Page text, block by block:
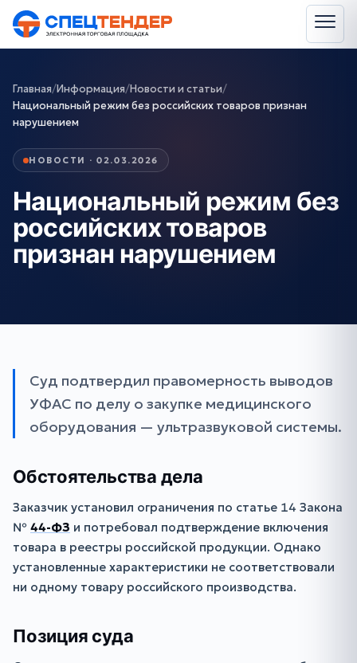
Главная/Информация/Новости и статьи/
Национальный режим без российских товаров признан
нарушением
НОВОСТИ · 02.03.2026
Национальный режим без
российских товаров
признан нарушением
Суд подтвердил правомерность выводов
УФАС по делу о закупке медицинского
оборудования — ультразвуковой системы.
Обстоятельства дела
Заказчик установил ограничения по статье 14 Закона
№ 44-ФЗ и потребовал подтверждение включения
товара в реестры российской продукции. Однако
установленные характеристики не соответствовали
ни одному товару российского производства.
Позиция суда